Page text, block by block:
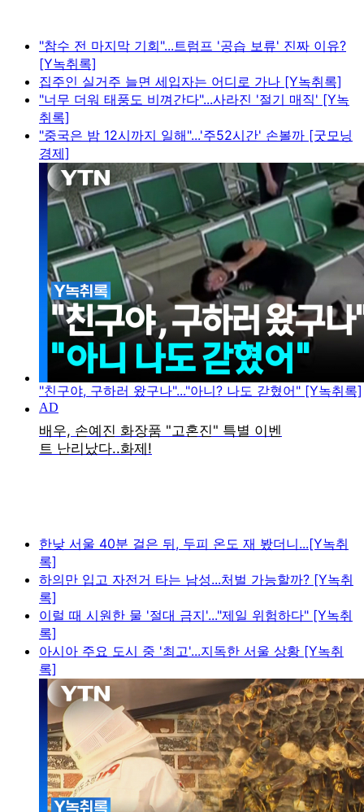
"참수 전 마지막 기회"...트럼프 '공습 보류' 진짜 이유?
[Y녹취록]
집주인 실거주 늘면 세입자는 어디로 가나 [Y녹취록]
"너무 더워 태풍도 비껴간다"...사라진 '절기 매직' [Y녹
취록]
"중국은 밤 12시까지 일해"...'주52시간' 손볼까 [굿모닝
경제]
"친구야, 구하러 왔구나"..."아니? 나도 갇혔어" [Y녹취록]
한낮 서울 40분 걸은 뒤, 두피 온도 재 봤더니...[Y녹취
록]
하의만 입고 자전거 타는 남성...처벌 가능할까? [Y녹취
록]
이럴 때 시원한 물 '절대 금지'..."제일 위험하다" [Y녹취
록]
아시아 주요 도시 중 '최고'...지독한 서울 상황 [Y녹취
록]